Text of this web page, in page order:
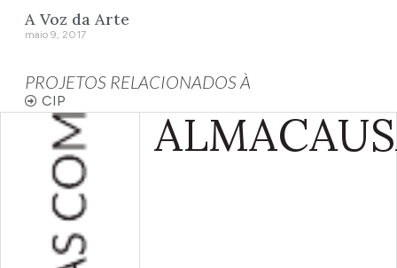
A Voz da Arte
maio 9, 2017
PROJETOS RELACIONADOS À
CIP
ALMA